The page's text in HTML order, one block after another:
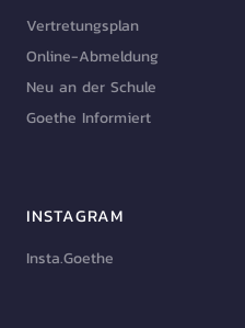
Vertretungsplan
Online-Abmeldung
Neu an der Schule
Goethe Informiert
INSTAGRAM
Insta.Goethe